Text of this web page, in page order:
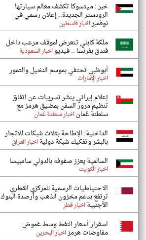
خبر : ميتسوكا تكشف معالم سيارتها
الرودستر الجديدة.. إعلان رسمي في
نوفمبراخبار فلسطين
ملكة كابلي تتعرض لموقف مرعب داخل
فندق بفرنسا .. فيديواخبار السعودية
أبوظبي تحتفي بموسم النخيل والتمور
اخبار الإمارات
إعلام إيراني ينشر تسريبات عن اتفاق
تنظيم مرور السفن بمضيق هرمز مع
سلطنة عُماناخبار سلطنة عُمان
الداخلية: الإطاحة بثلاث شبكات للاتجار
بالبشر وتفكيك شبكة دوليةاخبار العراق
السالمية يعزز صفوفه بالدولي سامبيسا
اخبار الكويت
الاحتياطيات الرسمية للمركزي القطري
ترتفع بدعم مخزون الذهب وأرصدة البنوك
الأجنبيةاخبار قطر
اسقرار أسعار النفط وسط غموض
مفاوضات هرمزاخبار البحرين